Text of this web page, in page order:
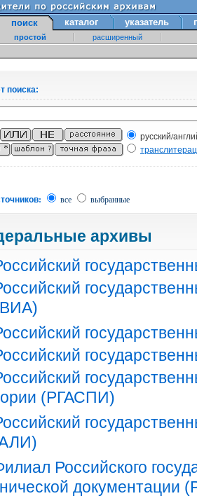
поиск каталог указатель
простой расширенный
поиска:
русский/
все выбранные
архивы
(РГАСПИ)
Российского
документации